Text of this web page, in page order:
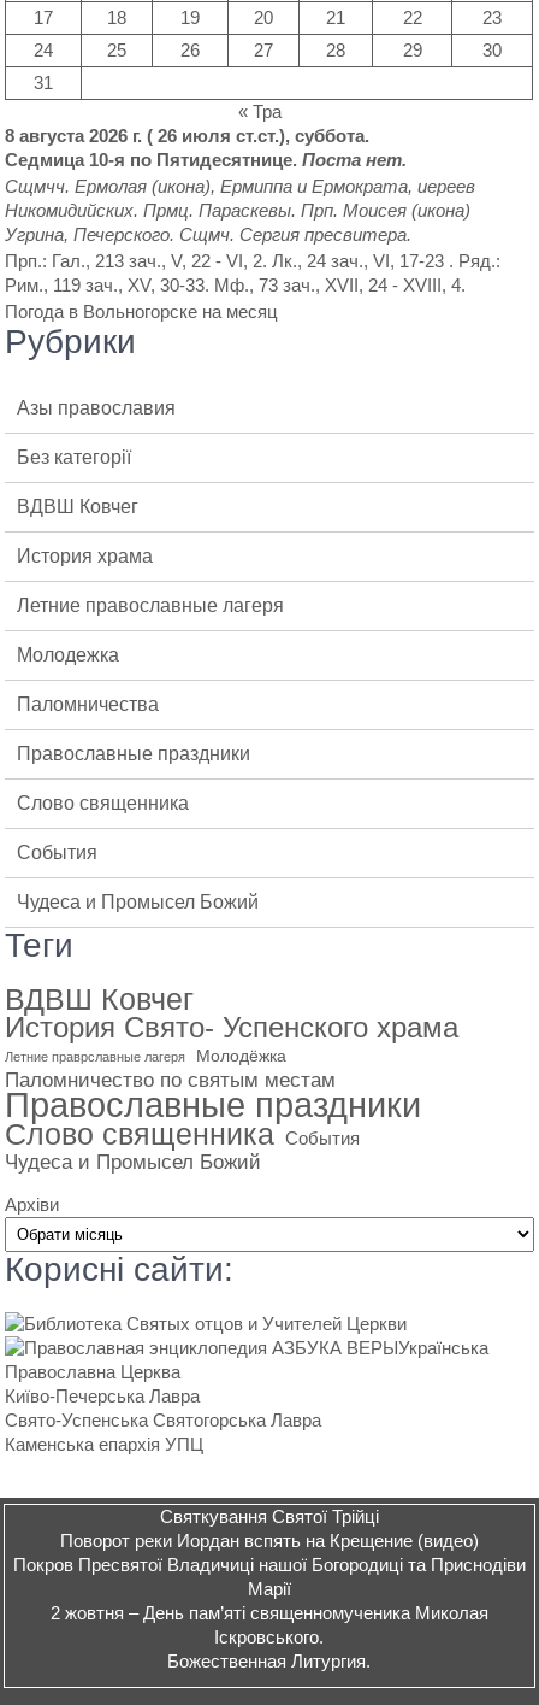
17
18 19 20 21 22
23
24
25 26 27 28 29
30
31
« Тра
8 августа 2026 г. ( 26 июля ст.ст.), суббота.
Седмица 10-я по Пятидесятнице.Поста нет.
Сщмчч.Ермолая (икона),Ермиппа иЕрмократа, иереев
Никомидийских. Прмц.Параскевы. Прп.Моисея (икона)
Угрина, Печерского. Сщмч.Сергия пресвитера.
Прп.: Гал., 213 зач., V, 22 - VI, 2. Лк., 24 зач., VI, 17-23 . Ряд.:
Рим., 119 зач., XV, 30-33. Мф., 73 зач., XVII, 24 - XVIII, 4.
Погода в Вольногорске на месяц
Рубрики
Азы православия
Без категорії
ВДВШ Ковчег
История храма
Летние православные лагеря
Молодежка
Паломничества
Православные праздники
Слово священника
События
Чудеса и Промысел Божий
Теги
ВДВШ Ковчег
История Свято- Успенского храма
Летние праврславные лагеря Молодёжка
Паломничество по святым местам
Православные праздники
Слово священника События
Чудеса и Промысел Божий
Архіви
Кориснi сайти:
Українська
Православна Церква
Київо-Печерська Лавра
Свято-Успенська Святогорська Лавра
Каменська епархiя УПЦ
Святкування Святої Трійці
Поворот реки Иордан вспять на Крещение (видео)
Покров Пресвятої Владичиці нашої Богородиці та Приснодіви
Марії
2 жовтня – День пам’яті священномученика Миколая
Іскровського.
Божественная Литургия.